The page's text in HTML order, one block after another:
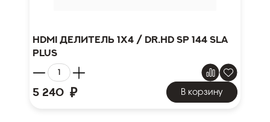
HDMI делитель 1x4 / Dr.HD SP 144 SLA
Plus
5 240 ₽ В корзину